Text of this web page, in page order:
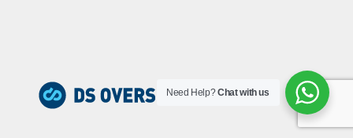
Need Help?Chat with us